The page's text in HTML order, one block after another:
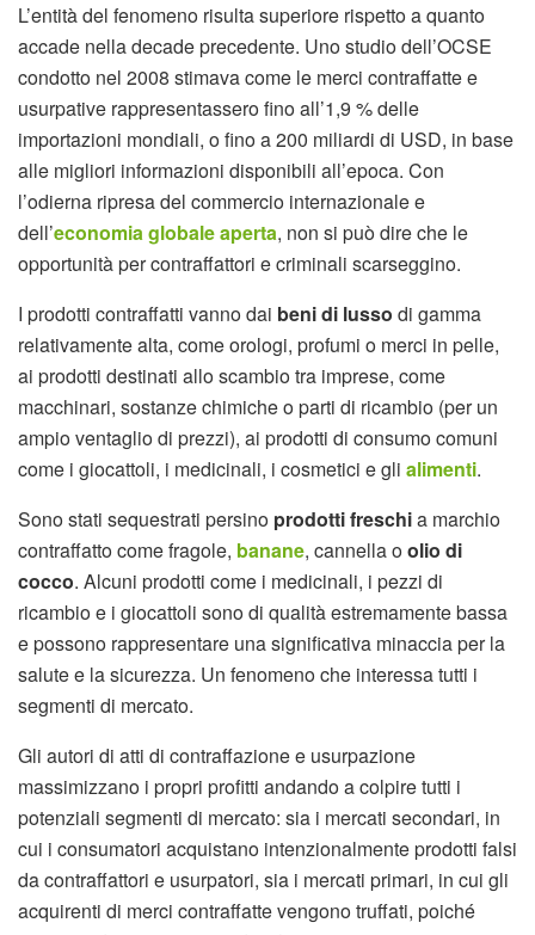
L’entità del fenomeno risulta superiore rispetto a quanto
accade nella decade precedente. Uno studio dell’OCSE
condotto nel 2008 stimava come le merci contraffatte e
usurpative rappresentassero fino all’1,9 % delle
importazioni mondiali, o fino a 200 miliardi di USD, in base
alle migliori informazioni disponibili all’epoca. Con
l’odierna ripresa del commercio internazionale e
dell’economia globale aperta, non si può dire che le
opportunità per contraffattori e criminali scarseggino.
I prodotti contraffatti vanno dai beni di lusso di gamma
relativamente alta, come orologi, profumi o merci in pelle,
ai prodotti destinati allo scambio tra imprese, come
macchinari, sostanze chimiche o parti di ricambio (per un
ampio ventaglio di prezzi), ai prodotti di consumo comuni
come i giocattoli, i medicinali, i cosmetici e gli alimenti.
Sono stati sequestrati persino prodotti freschia marchio
contraffatto come fragole, banane, cannella oolio di
cocco. Alcuni prodotti come i medicinali, i pezzi di
ricambio e i giocattoli sono di qualità estremamente bassa
e possono rappresentare una significativa minaccia per la
salute e la sicurezza. Un fenomeno che interessa tutti i
segmenti di mercato.
Gli autori di atti di contraffazione e usurpazione
massimizzano i propri profitti andando a colpire tutti i
potenziali segmenti di mercato: sia i mercati secondari, in
cui i consumatori acquistano intenzionalmente prodotti falsi
da contraffattori e usurpatori, sia i mercati primari, in cui gli
acquirenti di merci contraffatte vengono truffati, poiché